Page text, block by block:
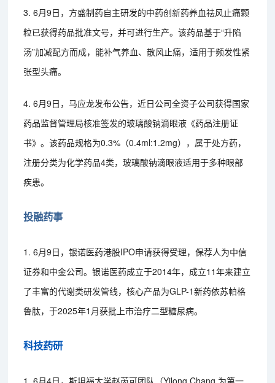
3. 6月9日，方盛制药自主研发的中药创新药养血祛风止痛颗
粒已获得药品批准文号，并可进行生产。该药品基于“升陷
汤”加减配方而成，能补气养血、散风止痛，适用于频发性紧
张型头痛。
4. 6月9日，马应龙发布公告，近日公司全资子公司获得国家
药品监督管理局核准签发的玻璃酸钠滴眼液《药品注册证
书》。该药品规格为0.3%（0.4ml:1.2mg），属于处方药，
注册分类为化学药品4类，玻璃酸钠滴眼液适用于多种眼部
疾患。
投融药事
1. 6月9日，银诺医药港股IPO申请获得受理，保荐人为中信
证券和中金公司。银诺医药成立于2014年，成立11年来建立
了丰富的代谢类研发管线，核心产品为GLP-1新药依苏帕格
鲁肽，于2025年1月获批上市治疗二型糖尿病。
科技药研
1. 6月4日，斯坦福大学赵芮可团队（Yilong Chang 为第一